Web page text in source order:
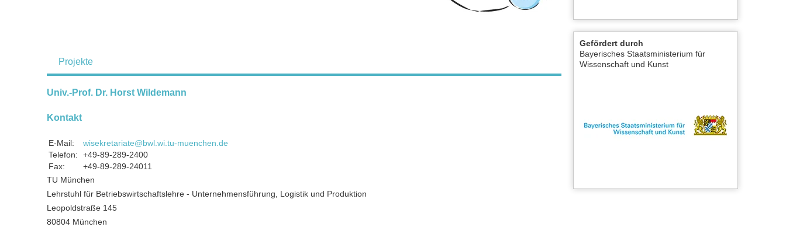
Projekte
Univ.-Prof. Dr. Horst Wildemann
Kontakt
E-Mail:
wisekretariate@bwl.wi.tu-muenchen.de
Telefon:
+49-89-289-2400
Fax:
+49-89-289-24011
TU München
Lehrstuhl für Betriebswirtschaftslehre - Unternehmensführung, Logistik und Produktion
Leopoldstraße 145
80804 München
Gefördert durch
Bayerisches Staatsministerium für
Wissenschaft und Kunst